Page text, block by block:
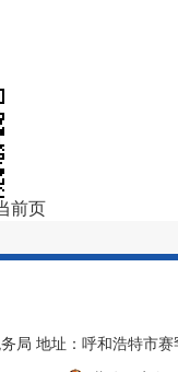
前页
局 地址：呼和浩特市赛